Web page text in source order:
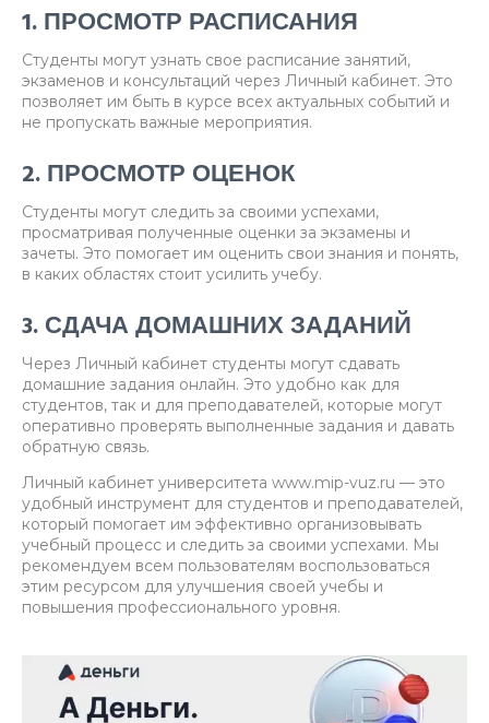
1. ПРОСМОТР РАСПИСАНИЯ
Студенты могут узнать свое расписание занятий,
экзаменов и консультаций через Личный кабинет. Это
позволяет им быть в курсе всех актуальных событий и
не пропускать важные мероприятия.
2. ПРОСМОТР ОЦЕНОК
Студенты могут следить за своими успехами,
просматривая полученные оценки за экзамены и
зачеты. Это помогает им оценить свои знания и понять,
в каких областях стоит усилить учебу.
3. СДАЧА ДОМАШНИХ ЗАДАНИЙ
Через Личный кабинет студенты могут сдавать
домашние задания онлайн. Это удобно как для
студентов, так и для преподавателей, которые могут
оперативно проверять выполненные задания и давать
обратную связь.
Личный кабинет университета www.mip-vuz.ru — это
удобный инструмент для студентов и преподавателей,
который помогает им эффективно организовывать
учебный процесс и следить за своими успехами. Мы
рекомендуем всем пользователям воспользоваться
этим ресурсом для улучшения своей учебы и
повышения профессионального уровня.